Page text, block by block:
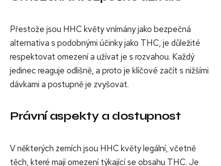
Přestože jsou HHC květy vnímány jako bezpečná
alternativa s podobnými účinky jako THC, je důležité
respektovat omezení a užívat je s rozvahou. Každý
jedinec reaguje odlišně, a proto je klíčové začít s nižšími
dávkami a postupně je zvyšovat.
Právní aspekty a dostupnost
V některých zemích jsou HHC květy legální, včetně
těch, které mají omezení týkající se obsahu THC. Je